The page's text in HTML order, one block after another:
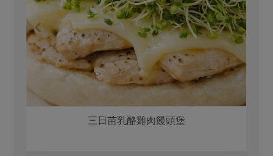
三日苗乳酪雞肉饅頭堡